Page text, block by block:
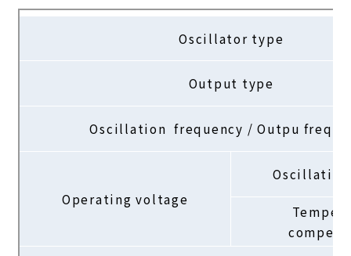
Oscillator type
Output type
Oscillation frequency / Outpu
Operating voltage